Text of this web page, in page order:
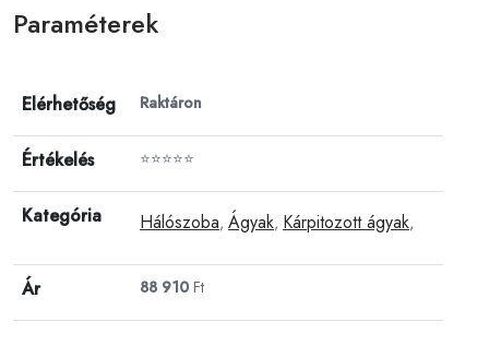
Paraméterek
Elérhetőség Raktáron
Értékelés ⭐⭐⭐⭐⭐
Kategória Hálószoba, Ágyak, Kárpitozott ágyak,
Ár 88 910 Ft